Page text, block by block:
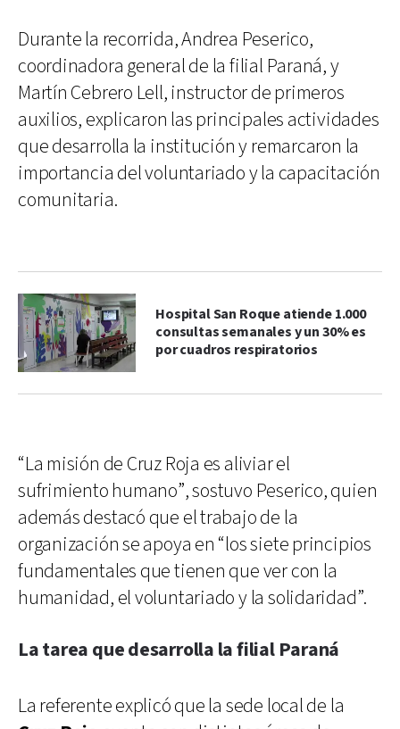
Durante la recorrida, Andrea Peserico,
coordinadora general de la filial Paraná, y
Martín Cebrero Lell, instructor de primeros
auxilios, explicaron las principales actividades
que desarrolla la institución y remarcaron la
importancia del voluntariado y la capacitación
comunitaria.
Hospital San Roque atiende 1.000
consultas semanales y un 30% es
por cuadros respiratorios
“La misión de Cruz Roja es aliviar el
sufrimiento humano”, sostuvo Peserico, quien
además destacó que el trabajo de la
organización se apoya en “los siete principios
fundamentales que tienen que ver con la
humanidad, el voluntariado y la solidaridad”.
La tarea que desarrolla la filial Paraná
La referente explicó que la sede local de la